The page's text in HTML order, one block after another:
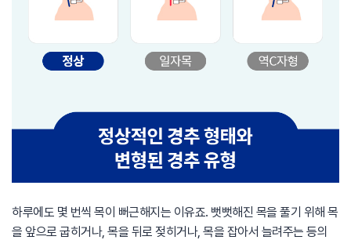
하루에도 몇 번씩 목이 뻐근해지는 이유죠. 뻣뻣해진 목을 풀기 위해 목
을 앞으로 굽히거나, 목을 뒤로 젖히거나, 목을 잡아서 늘려주는 등의